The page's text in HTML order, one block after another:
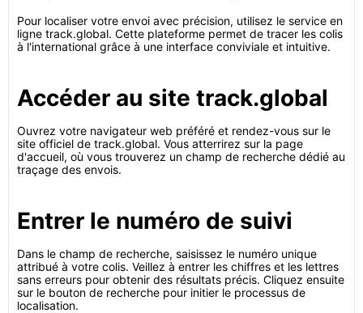
Pour localiser votre envoi avec précision, utilisez le service en
ligne track.global. Cette plateforme permet de tracer les colis
à l'international grâce à une interface conviviale et intuitive.
Accéder au site track.global
Ouvrez votre navigateur web préféré et rendez-vous sur le
site officiel de track.global. Vous atterrirez sur la page
d'accueil, où vous trouverez un champ de recherche dédié au
traçage des envois.
Entrer le numéro de suivi
Dans le champ de recherche, saisissez le numéro unique
attribué à votre colis. Veillez à entrer les chiffres et les lettres
sans erreurs pour obtenir des résultats précis. Cliquez ensuite
sur le bouton de recherche pour initier le processus de
localisation.